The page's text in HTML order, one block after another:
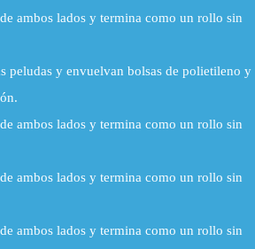
ambos lados y termina como un rollo sin
peludas y envuelvan bolsas de polietileno y
ambos lados y termina como un rollo sin
ambos lados y termina como un rollo sin
ambos lados y termina como un rollo sin